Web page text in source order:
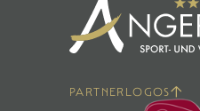
PARTNERLOGOS